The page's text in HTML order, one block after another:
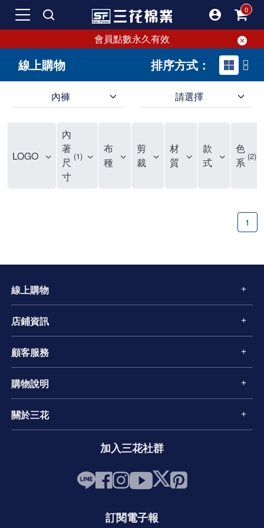
會員點數永久有效
線上購物 排序方式：
內褲 請選擇
LOGO
內
著
尺
寸
1
布
種
剪
裁
材
質
款
式
色
系 2
1
線上購物
店鋪資訊
顧客服務
購物說明
關於三花
加入三花社群
訂閱電子報